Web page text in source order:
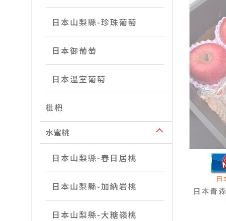
日本山梨縣-珍珠葡萄
日本御葡萄
日本溫室葡萄
枇杷
水蜜桃
日本山梨縣-春日居桃
日本山梨縣-加納岩桃
日本山梨縣-大糖嶺桃
日
日本青